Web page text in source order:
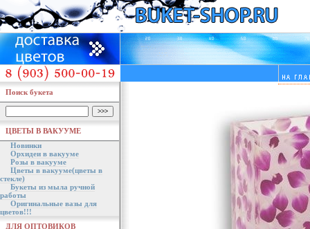
Поиск букета
ЦВЕТЫ В ВАКУУМЕ
Новинки
Орхидеи в вакууме
Розы в вакууме
Цветы в вакууме(цветы в
стекле)
Букеты из мыла ручной
работы
Оригинальные вазы для
цветов!!!
ДЛЯ ОПТОВИКОВ